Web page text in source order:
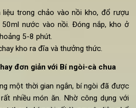
nhỏ)
(loại dùng cho nấu ăn)
khongon kiểu Ý vớiNấm mỡ: